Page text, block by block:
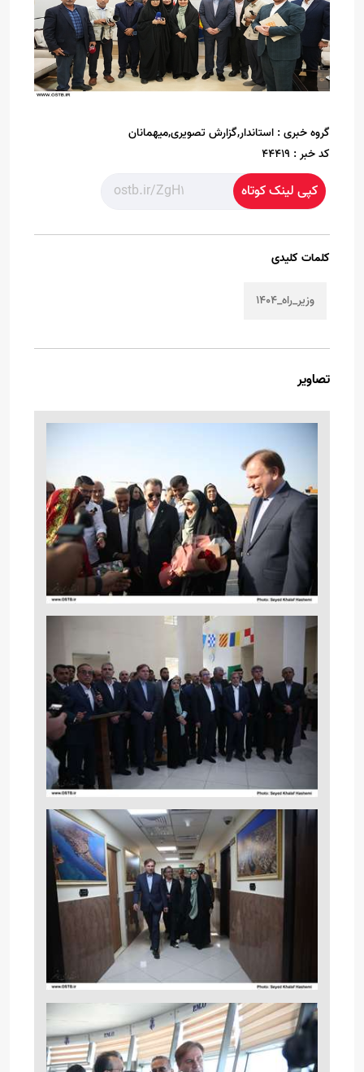
گروه خبری : استاندار,گزارش تصویری,میهمانان
کد خبر : 44419
کپی لینک کوتاه
کلمات کلیدی
وزیر_راه_۱۴۰۴
تصاویر